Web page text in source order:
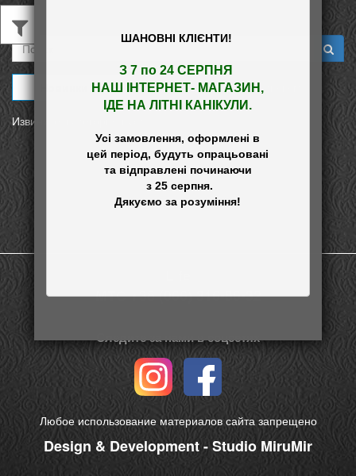
ШАНОВНІ КЛІЄНТИ!
З 7 по 24 СЕРПНЯ
НАШ
ІНТЕРНЕТ- МАГАЗИН ,
ІДЕ НА ЛІТНІ КАНІКУЛИ.
Усі замовлення, оформлені в
цей період, будуть опрацьовані
та відправлені починаючи
Показывать:плиткой списком
Извините, категория пуста
МТС +38 (066) 316-86-32
Следите за нами в соцсетях
Любое использование материалов сайта запрещено
Design & Development - Studio MiruMir